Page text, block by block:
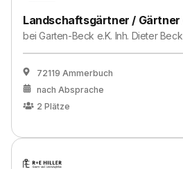
Landschaftsgärtner / Gärtner
beiGarten-Beck e.K. Inh. Dieter Beck
72119 Ammerbuch
nach Absprache
2 Plätze